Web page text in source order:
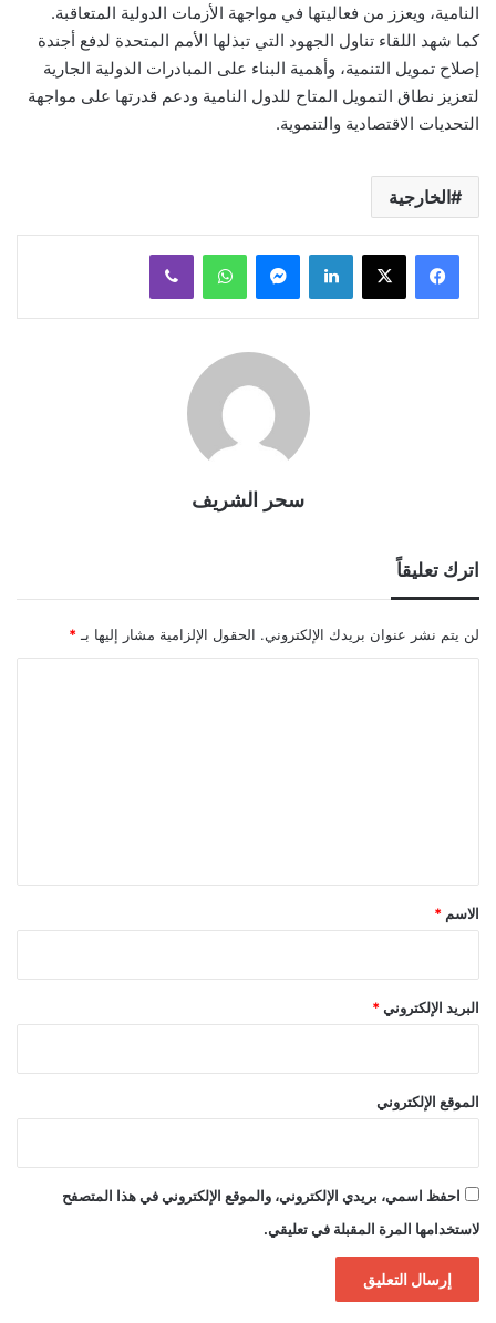
النامية، ويعزز من فعاليتها في مواجهة الأزمات الدولية المتعاقبة.
كما شهد اللقاء تناول الجهود التي تبذلها الأمم المتحدة لدفع أجندة
إصلاح تمويل التنمية، وأهمية البناء على المبادرات الدولية الجارية
لتعزيز نطاق التمويل المتاح للدول النامية ودعم قدرتها على مواجهة
التحديات الاقتصادية والتنموية.
الخارجية
لينكدإن ماسنجر واتساب ڤايبر
سحر الشريف
اترك تعليقاً
لن يتم نشر عنوان بريدك الإلكتروني. الحقول الإلزامية مشار إليها بـ *
*
الاسم *
البريد الإلكتروني *
الموقع الإلكتروني
احفظ اسمي، بريدي الإلكتروني، والموقع الإلكتروني في هذا المتصفح
لاستخدامها المرة المقبلة في تعليقي.